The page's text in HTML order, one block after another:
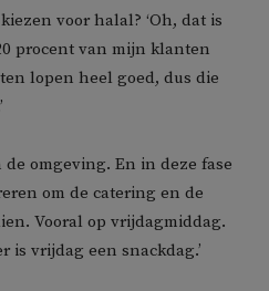
voor halal? ‘Oh, dat is
procent van mijn klanten
lopen heel goed, dus die
omgeving. En in deze fase
om de catering en de
Vooral op vrijdagmiddag.
is vrijdag een snackdag.’